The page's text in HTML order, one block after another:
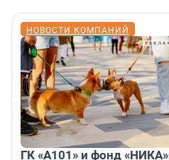
НОВОСТИ КОМПАНИЙ
ГК «А101» и фонд «НИКА»